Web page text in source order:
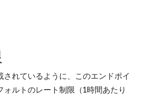
されているように、このエンドポイ
ルトのレート制限（1時間あたり